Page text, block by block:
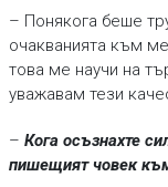
– Понякога беше
очакванията към
това ме научи на
уважавам тези
– Кога осъзнахте
пишещият човек